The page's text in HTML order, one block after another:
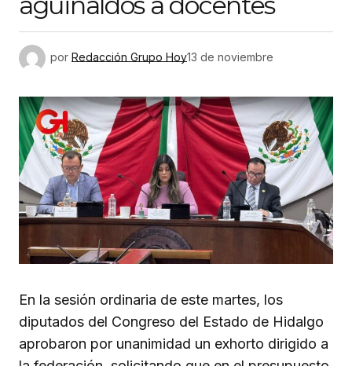
por Redacción Grupo Hoy13 de noviembre
En la sesión ordinaria de este martes, los
diputados del Congreso del Estado de Hidalgo
aprobaron por unanimidad un exhorto dirigido a